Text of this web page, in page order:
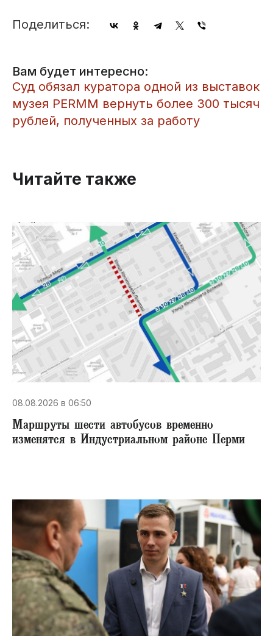
Поделиться:
Вам будет интересно:
Суд обязал куратора одной из выставок
музея PERMM вернуть более 300 тысяч
рублей, полученных за работу
Читайте также
08.08.2026 в 06:50
Маршруты шести автобусов временно
изменятся в Индустриальном районе Перми